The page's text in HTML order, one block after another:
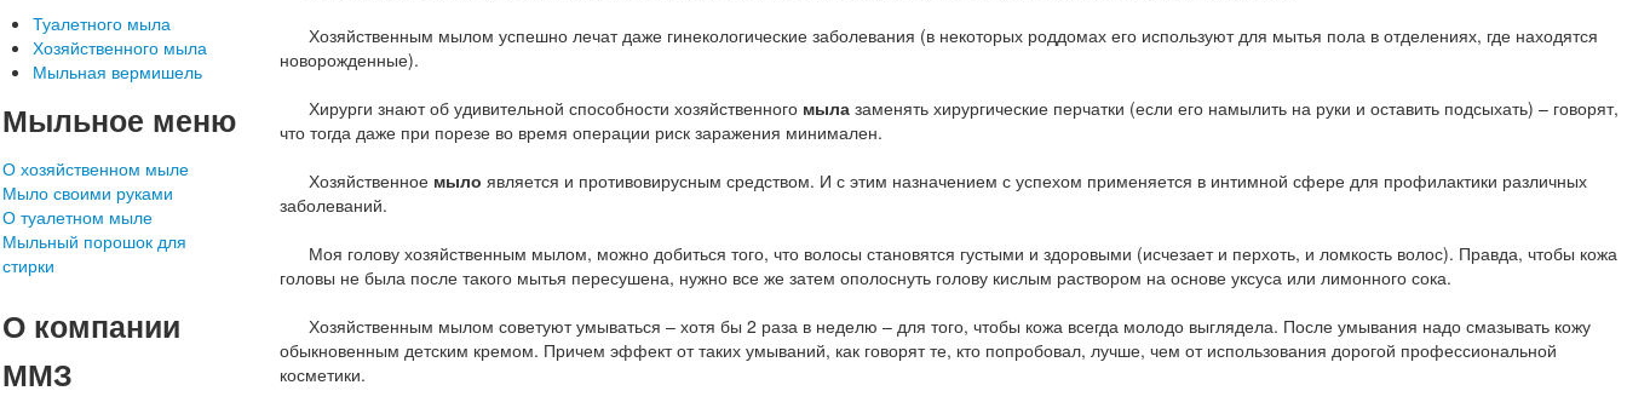
Туалетного мыла
Хозяйственного мыла
Мыльная вермишель
Мыльное меню
О хозяйственном мыле
Мыло своими руками
О туалетном мыле
Мыльный порошок для
стирки
О компании
ММЗ
Хозяйственным мылом успешно лечат даже гинекологические заболевания (в некоторых роддомах его используют для мытья пола в отделениях, где находятся
новорожденные).
Хирурги знают об удивительной способности хозяйственного мылазаменять хирургические перчатки (если его намылить на руки и оставить подсыхать) – говорят,
что тогда даже при порезе во время операции риск заражения минимален.
Хозяйственное мылоявляется и противовирусным средством. И с этим назначением с успехом применяется в интимной сфере для профилактики различных
заболеваний.
Моя голову хозяйственным мылом, можно добиться того, что волосы становятся густыми и здоровыми (исчезает и перхоть, и ломкость волос). Правда, чтобы кожа
головы не была после такого мытья пересушена, нужно все же затем ополоснуть голову кислым раствором на основе уксуса или лимонного сока.
Хозяйственным мылом советуют умываться – хотя бы 2 раза в неделю – для того, чтобы кожа всегда молодо выглядела. После умывания надо смазывать кожу
обыкновенным детским кремом. Причем эффект от таких умываний, как говорят те, кто попробовал, лучше, чем от использования дорогой профессиональной
косметики.